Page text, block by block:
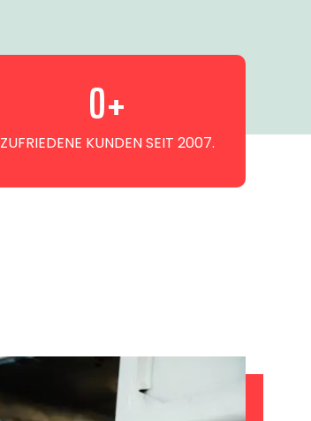
ZUFRIEDENE KUNDEN SEIT 2007.
0+